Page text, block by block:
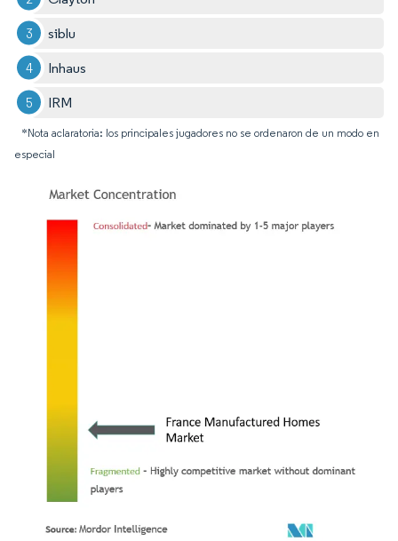
siblu
Inhaus
IRM
*Nota aclaratoria: los principales jugadores no se ordenaron de un modo en
especial